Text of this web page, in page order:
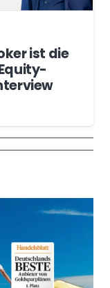
ist die